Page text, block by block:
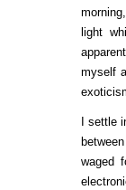
light
myself
I settle
waged